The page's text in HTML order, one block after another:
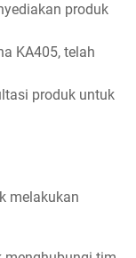
produk
KA405, telah
produk untuk
melakukan